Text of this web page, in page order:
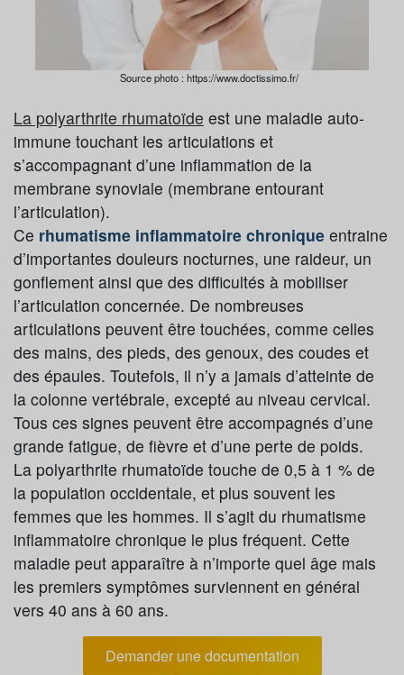
Source photo : https://www.doctissimo.fr/
La polyarthrite rhumatoïde est une maladie auto-
immune touchant les articulations et
s’accompagnant d’une inflammation de la
membrane synoviale (membrane entourant
l’articulation).
Ce rhumatisme inflammatoire chronique entraine
d’importantes douleurs nocturnes, une raideur, un
gonflement ainsi que des difficultés à mobiliser
l’articulation concernée. De nombreuses
articulations peuvent être touchées, comme celles
des mains, des pieds, des genoux, des coudes et
des épaules. Toutefois, il n’y a jamais d’atteinte de
la colonne vertébrale, excepté au niveau cervical.
Tous ces signes peuvent être accompagnés d’une
grande fatigue, de fièvre et d’une perte de poids.
La polyarthrite rhumatoïde touche de 0,5 à 1 % de
la population occidentale, et plus souvent les
femmes que les hommes. Il s’agit du rhumatisme
inflammatoire chronique le plus fréquent. Cette
maladie peut apparaître à n’importe quel âge mais
les premiers symptômes surviennent en général
vers 40 ans à 60 ans.
Demander une documentation